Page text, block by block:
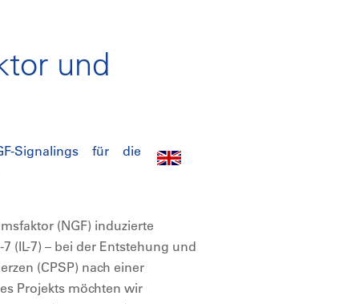
und
Signalings für die
(NGF) induzierte
(IL-7) – bei der Entstehung und
(CPSP) nach einer
Projekts möchten wir